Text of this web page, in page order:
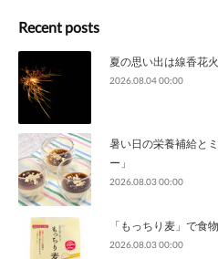
Recent posts
夏の思い出は線香花
2026.08.04 00:00
暑い日の栄養補給と
ー」
2026.08.03 00:00
「もっちり麦」で食
2026.08.03 00:00